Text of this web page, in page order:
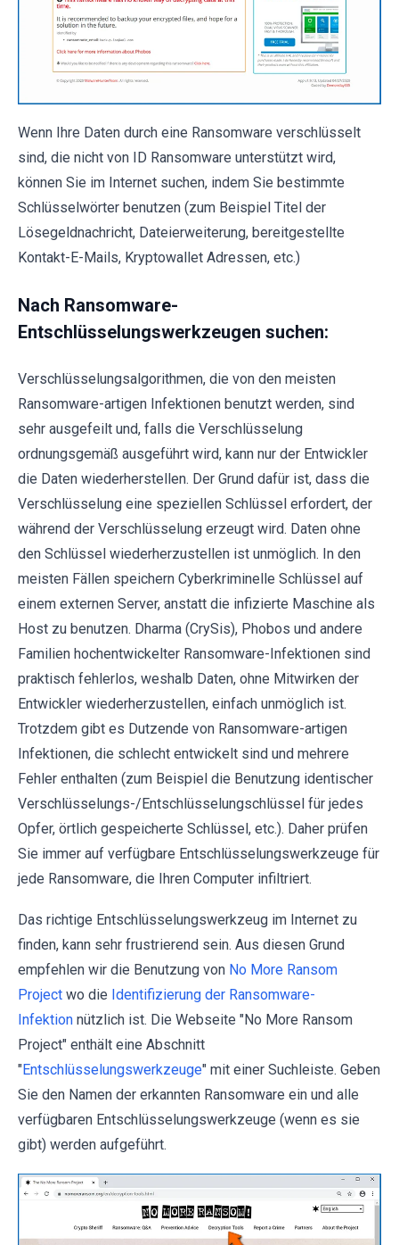
Wenn Ihre Daten durch eine Ransomware verschlüsselt
sind, die nicht von ID Ransomware unterstützt wird,
können Sie im Internet suchen, indem Sie bestimmte
Schlüsselwörter benutzen (zum Beispiel Titel der
Lösegeldnachricht, Dateierweiterung, bereitgestellte
Kontakt-E-Mails, Kryptowallet Adressen, etc.)
Nach Ransomware-
Entschlüsselungswerkzeugen suchen:
Verschlüsselungsalgorithmen, die von den meisten
Ransomware-artigen Infektionen benutzt werden, sind
sehr ausgefeilt und, falls die Verschlüsselung
ordnungsgemäß ausgeführt wird, kann nur der Entwickler
die Daten wiederherstellen. Der Grund dafür ist, dass die
Verschlüsselung eine speziellen Schlüssel erfordert, der
während der Verschlüsselung erzeugt wird. Daten ohne
den Schlüssel wiederherzustellen ist unmöglich. In den
meisten Fällen speichern Cyberkriminelle Schlüssel auf
einem externen Server, anstatt die infizierte Maschine als
Host zu benutzen. Dharma (CrySis), Phobos und andere
Familien hochentwickelter Ransomware-Infektionen sind
praktisch fehlerlos, weshalb Daten, ohne Mitwirken der
Entwickler wiederherzustellen, einfach unmöglich ist.
Trotzdem gibt es Dutzende von Ransomware-artigen
Infektionen, die schlecht entwickelt sind und mehrere
Fehler enthalten (zum Beispiel die Benutzung identischer
Verschlüsselungs-/Entschlüsselungschlüssel für jedes
Opfer, örtlich gespeicherte Schlüssel, etc.). Daher prüfen
Sie immer auf verfügbare Entschlüsselungswerkzeuge für
jede Ransomware, die Ihren Computer infiltriert.
Das richtige Entschlüsselungswerkzeug im Internet zu
finden, kann sehr frustrierend sein. Aus diesen Grund
empfehlen wir die Benutzung von No More Ransom
Project wo die Identifizierung der Ransomware-
Infektion nützlich ist. Die Webseite "No More Ransom
Project" enthält eine Abschnitt
"Entschlüsselungswerkzeuge" mit einer Suchleiste. Geben
Sie den Namen der erkannten Ransomware ein und alle
verfügbaren Entschlüsselungswerkzeuge (wenn es sie
gibt) werden aufgeführt.